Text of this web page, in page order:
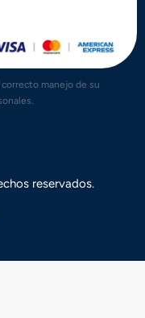
manejo de su
reservados.